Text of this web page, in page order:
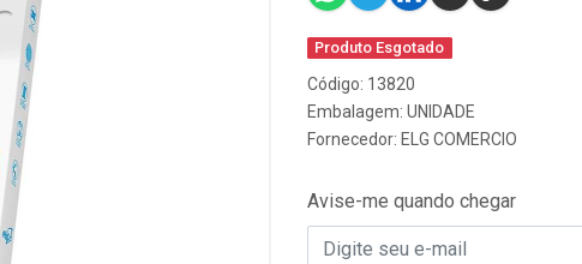
Produto Esgotado
Código: 13820
Embalagem: UNIDADE
Fornecedor: ELG COMERCIO
Avise-me quando chegar